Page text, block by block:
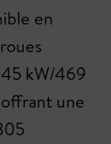
en
kW/469
une